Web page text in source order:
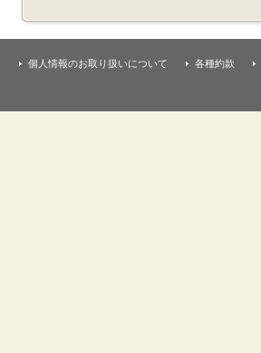
個人情報のお取り扱いについて 各種約款